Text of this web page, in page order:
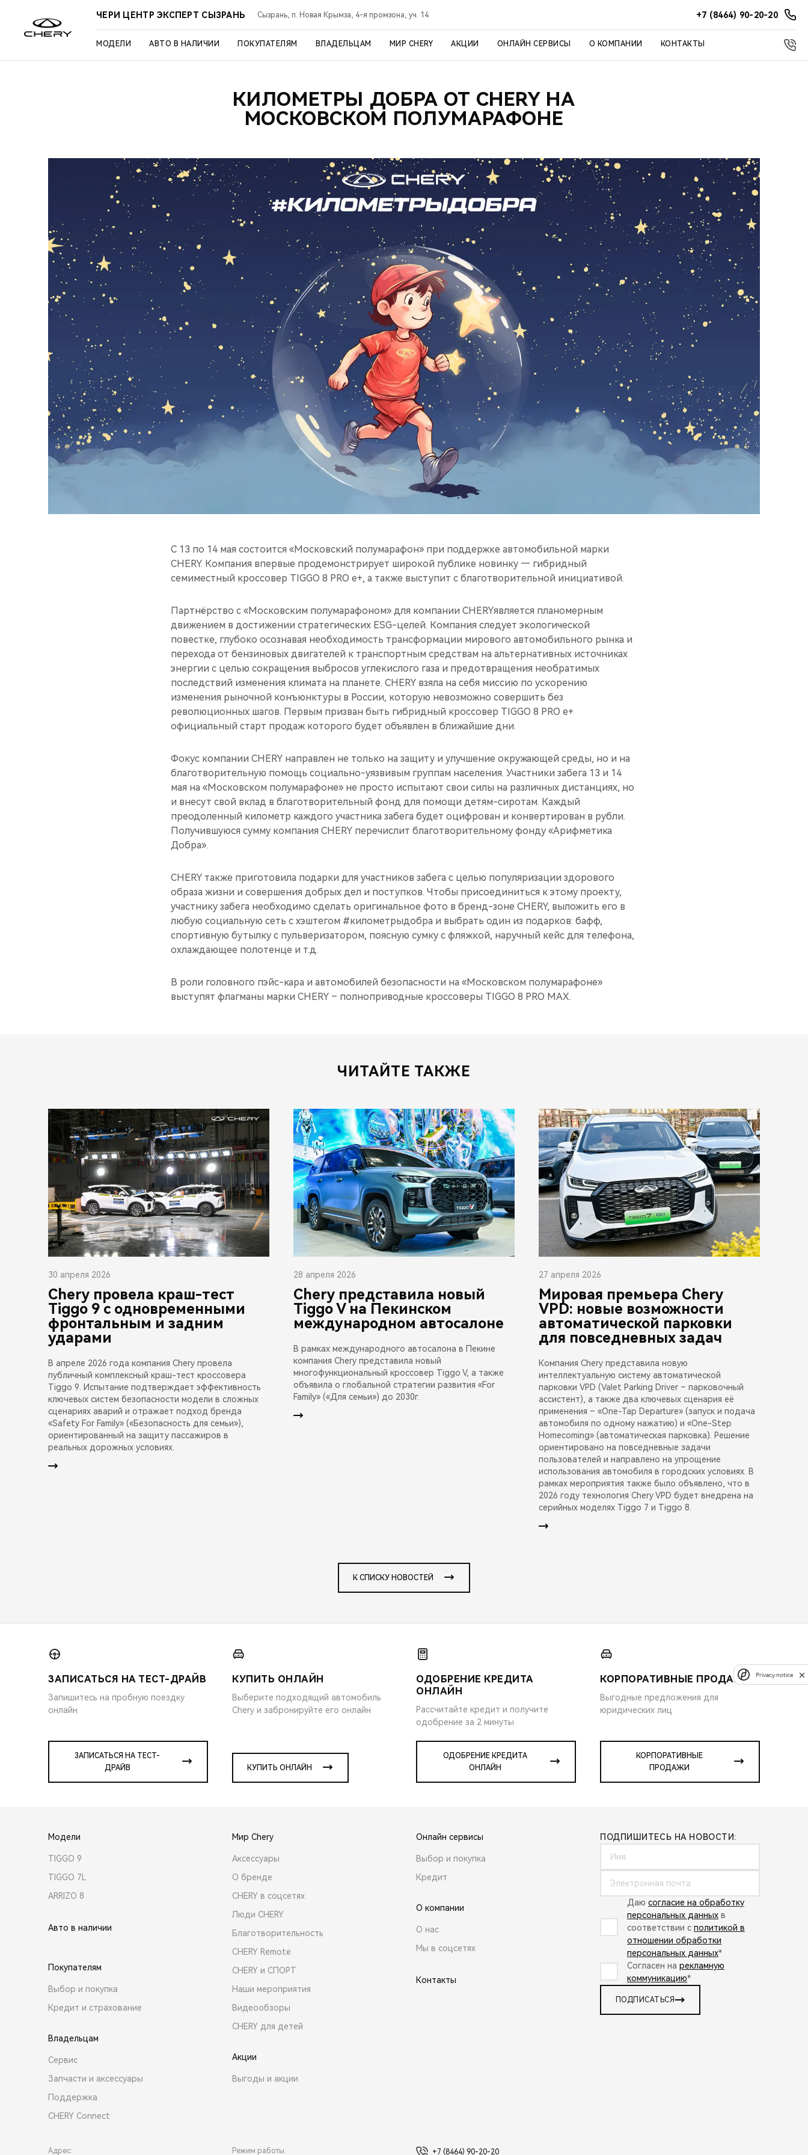
ЧЕРИ ЦЕНТР ЭКСПЕРТ СЫЗРАНЬ Сызрань, п. Новая Крымза, 4-я промзона, уч. 14 +7 (8464) 90-20-20
МОДЕЛИ АВТО В НАЛИЧИИ ПОКУПАТЕЛЯМ ВЛАДЕЛЬЦАМ МИР CHERY АКЦИИ ОНЛАЙН СЕРВИСЫ О КОМПАНИИ КОНТАКТЫ
КИЛОМЕТРЫ ДОБРА ОТ CHERY НА
МОСКОВСКОМ ПОЛУМАРАФОНЕ
С 13 по 14 мая состоится «Московский полумарафон» при поддержке автомобильной марки
CHERY. Компания впервые продемонстрирует широкой публике новинку — гибридный
семиместный кроссовер TIGGO 8 PRO e+, а также выступит с благотворительной инициативой.
Партнёрство с «Московским полумарафоном» для компании CHERYявляется планомерным
движением в достижении стратегических ESG-целей. Компания следует экологической
повестке, глубоко осознавая необходимость трансформации мирового автомобильного рынка и
перехода от бензиновых двигателей к транспортным средствам на альтернативных источниках
энергии с целью сокращения выбросов углекислого газа и предотвращения необратимых
последствий изменения климата на планете. CHERY взяла на себя миссию по ускорению
изменения рыночной конъюнктуры в России, которую невозможно совершить без
революционных шагов. Первым призван быть гибридный кроссовер TIGGO 8 PRO e+
официальный старт продаж которого будет объявлен в ближайшие дни.
Фокус компании CHERY направлен не только на защиту и улучшение окружающей среды, но и на
благотворительную помощь социально-уязвивым группам населения. Участники забега 13 и 14
мая на «Московском полумарафоне» не просто испытают свои силы на различных дистанциях, но
и внесут свой вклад в благотворительный фонд для помощи детям-сиротам. Каждый
преодоленный километр каждого участника забега будет оцифрован и конвертирован в рубли.
Получившуюся сумму компания CHERY перечислит благотворительному фонду «Арифметика
Добра».
CHERY также приготовила подарки для участников забега с целью популяризации здорового
образа жизни и совершения добрых дел и поступков. Чтобы присоединиться к этому проекту,
участнику забега необходимо сделать оригинальное фото в бренд-зоне CHERY, выложить его в
любую социальную сеть с хэштегом #километрыдобра и выбрать один из подарков: бафф,
спортивную бутылку с пульверизатором, поясную сумку с фляжкой, наручный кейс для телефона,
охлаждающее полотенце и т.д.
В роли головного пэйс-кара и автомобилей безопасности на «Московском полумарафоне»
выступят флагманы марки CHERY – полноприводные кроссоверы TIGGO 8 PRO MAX.
ЧИТАЙТЕ ТАКЖЕ
30 апреля 2026
Chery провела краш-тест
Tiggo 9 с одновременными
фронтальным и задним
ударами
В апреле 2026 года компания Chery провела
публичный комплексный краш-тест кроссовера
Tiggo 9. Испытание подтверждает эффективность
ключевых систем безопасности модели в сложных
сценариях аварий и отражает подход бренда
«Safety For Family» («Безопасность для семьи»),
ориентированный на защиту пассажиров в
реальных дорожных условиях.
28 апреля 2026
Chery представила новый
Tiggo V на Пекинском
международном автосалоне
В рамках международного автосалона в Пекине
компания Chery представила новый
многофункциональный кроссовер Tiggo V, а также
объявила о глобальной стратегии развития «For
Family» («Для семьи») до 2030г.
27 апреля 2026
Мировая премьера Chery
VPD: новые возможности
автоматической парковки
для повседневных задач
Компания Chery представила новую
интеллектуальную систему автоматической
парковки VPD (Valet Parking Driver – парковочный
ассистент), а также два ключевых сценария её
применения – «One-Tap Departure» (запуск и подача
автомобиля по одному нажатию) и «One-Step
Homecoming» (автоматическая парковка). Решение
ориентировано на повседневные задачи
пользователей и направлено на упрощение
использования автомобиля в городских условиях. В
рамках мероприятия также было объявлено, что в
2026 году технология Chery VPD будет внедрена на
серийных моделях Tiggo 7 и Tiggo 8.
К СПИСКУ НОВОСТЕЙ
ЗАПИСАТЬСЯ НА ТЕСТ-ДРАЙВ
Запишитесь на пробную поездку
онлайн
ЗАПИСАТЬСЯ НА ТЕСТ-
ДРАЙВ
КУПИТЬ ОНЛАЙН
Выберите подходящий автомобиль
Chery и забронируйте его онлайн
КУПИТЬ ОНЛАЙН
ОДОБРЕНИЕ КРЕДИТА
ОНЛАЙН
Рассчитайте кредит и получите
одобрение за 2 минуты
ОДОБРЕНИЕ КРЕДИТА
ОНЛАЙН
КОРПОРАТИВНЫЕ ПРОДАЖИ
Выгодные предложения для
юридических лиц
КОРПОРАТИВНЫЕ
ПРОДАЖИ
Модели
TIGGO 9
TIGGO 7L
ARRIZO 8
Авто в наличии
Покупателям
Выбор и покупка
Кредит и страхование
Владельцам
Сервис
Запчасти и аксессуары
Поддержка
CHERY Connect
Мир Chery
Аксессуары
О бренде
CHERY в соцсетях
Люди CHERY
Благотворительность
CHERY Remote
CHERY и СПОРТ
Наши мероприятия
Видеообзоры
CHERY для детей
Акции
Выгоды и акции
Онлайн сервисы
Выбор и покупка
Кредит
О компании
О нас
Мы в соцсетях
Контакты
ПОДПИШИТЕСЬ НА НОВОСТИ:
Даю согласие на обработку
персональных данных в
соответствии с политикой в
отношении обработки
персональных данных*
Согласен на рекламную
коммуникацию*
ПОДПИСАТЬСЯ
Адрес: Режим работы: +7 (8464) 90-20-20
Privacy notice